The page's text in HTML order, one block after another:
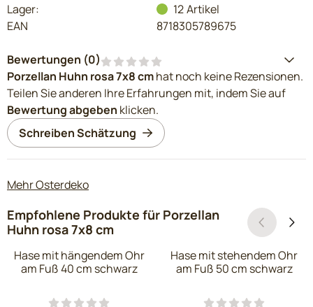
Lager: 12Artikel
EAN
8718305789675
Bewertungen (0)
Porzellan Huhn rosa 7x8 cmhat noch keine Rezensionen.
Teilen Sie anderen Ihre Erfahrungen mit, indem Sie auf
Bewertung abgeben klicken.
Schreiben Schätzung
Mehr Osterdeko
Empfohlene Produkte für Porzellan
Huhn rosa 7x8 cm
Hase mit hängendem Ohr
am Fuß 40 cm schwarz
Hase mit stehendem Ohr
am Fuß 50 cm schwarz